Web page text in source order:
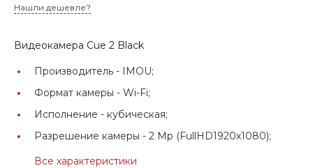
Нашли дешевле?
Видеокамера Cue 2 Black
Производитель - IMOU;
Формат камеры - Wi-Fi;
Исполнение - кубическая;
Разрешение камеры - 2 Mp (FullHD1920x1080);
Все характеристики